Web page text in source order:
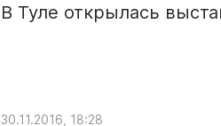
В Туле открылась
30.11.2016, 18:28